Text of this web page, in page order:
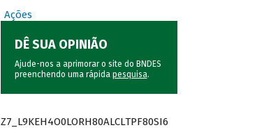
Ações
DÊ SUA OPINIÃO
Ajude-nos a aprimorar o site do BNDES
preenchendo uma rápida pesquisa.
Z7_L9KEH4O0LORH80ALCLTPF80SI6